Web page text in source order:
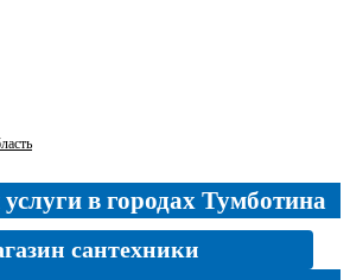
в городах Тумботина
сантехники